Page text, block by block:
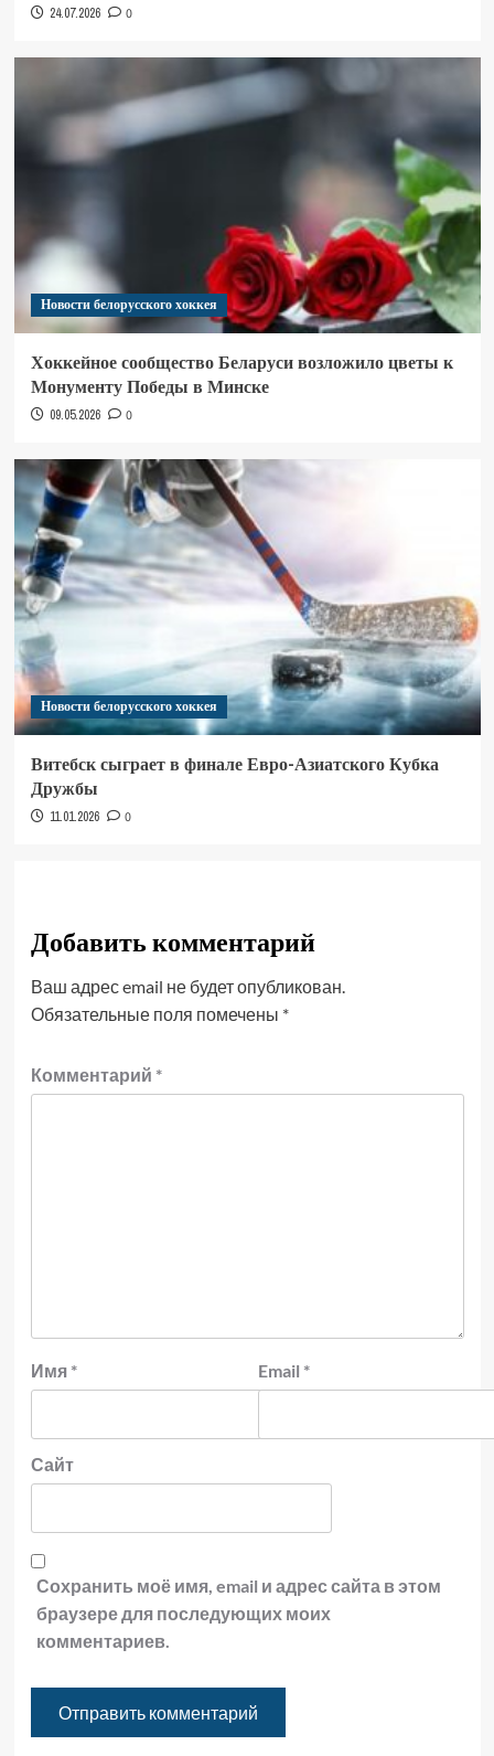
24.07.2026 0
Новости белорусского хоккея
Хоккейное сообщество Беларуси возложило цветы к
Монументу Победы в Минске
09.05.2026 0
Новости белорусского хоккея
Витебск сыграет в финале Евро-Азиатского Кубка
Дружбы
11.01.2026 0
Добавить комментарий
Ваш адрес email не будет опубликован.
Обязательные поля помечены *
Комментарий *
Имя * Email *
Сайт
Сохранить моё имя, email и адрес сайта в этом
браузере для последующих моих
комментариев.